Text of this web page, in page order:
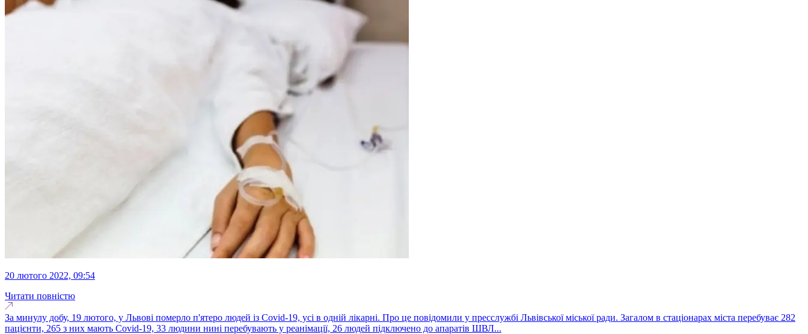
20 лютого 2022, 09:54
Читати повністю
За минулу добу, 19 лютого, у Львові померло п'ятеро людей із Covid-19, усі в одній лікарні. Про це повідомили у пресслужбі Львівської міської ради. Загалом в стаціонарах міста перебуває 282
пацієнти, 265 з них мають Covid-19, 33 людини нині перебувають у реанімації, 26 людей підключено до апаратів ШВЛ...